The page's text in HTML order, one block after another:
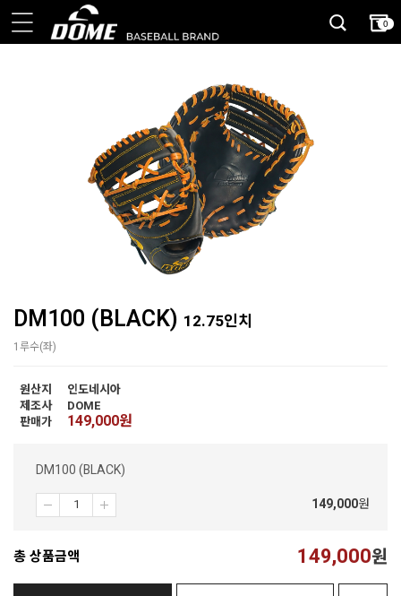
0
DM100 (BLACK) 12.75인치
1루수(좌)
원산지
인도네시아
제조사
DOME
판매가
149,000원
DM100 (BLACK)
149,000원
총 상품금액 149,000원